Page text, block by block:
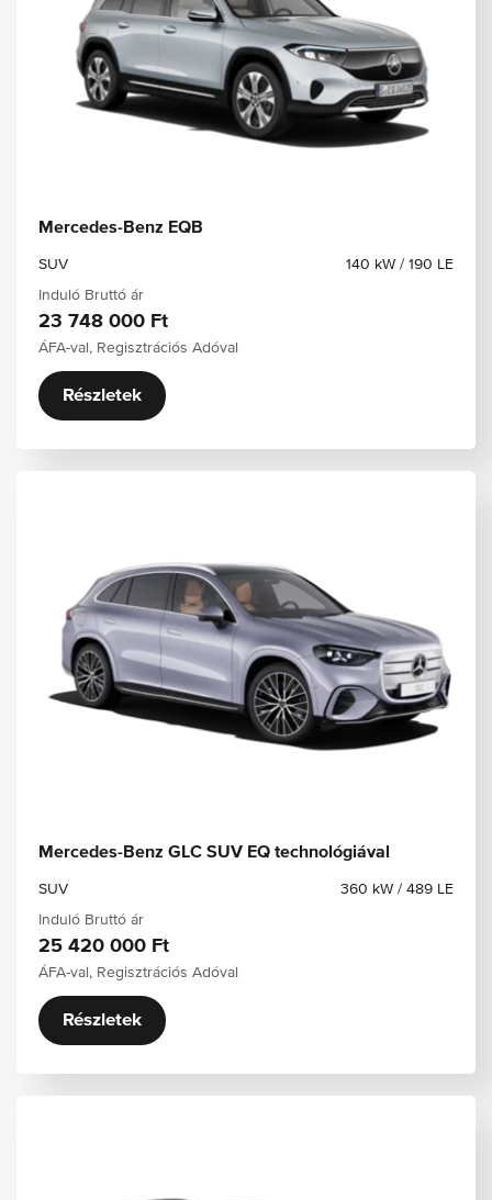
Mercedes-Benz EQB
SUV
140 kW / 190 LE
Induló Bruttó ár
23 748 000 Ft
ÁFA-val, Regisztrációs Adóval
Részletek
Mercedes-Benz GLC SUV EQ technológiával
SUV
360 kW / 489 LE
Induló Bruttó ár
25 420 000 Ft
ÁFA-val, Regisztrációs Adóval
Részletek